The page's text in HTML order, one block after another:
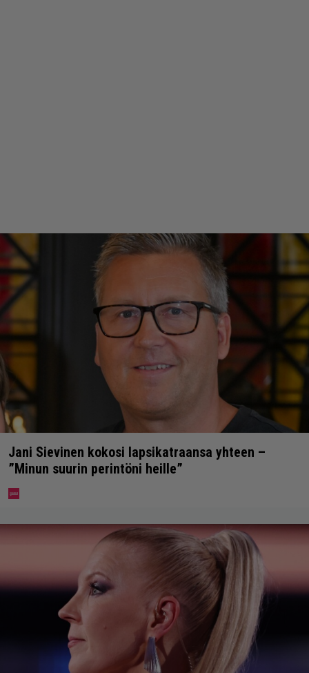
Jani Sievinen kokosi lapsikatraansa yhteen –
”Minun suurin perintöni heille”